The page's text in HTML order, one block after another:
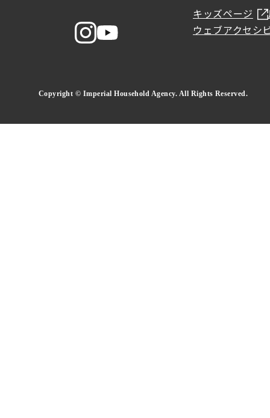
キッズページ
ウェブアクセシ
Copyright © Imperial Household Agency. All Rights Reserved.